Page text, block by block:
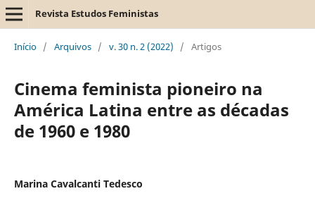
Revista Estudos Feministas
Início / Arquivos / v. 30 n. 2 (2022) / Artigos
Cinema feminista pioneiro na
América Latina entre as décadas
de 1960 e 1980
Marina Cavalcanti Tedesco